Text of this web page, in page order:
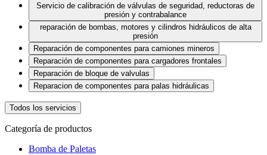
Servicio de calibración de válvulas de seguridad, reductoras de
presión y contrabalance
reparación de bombas, motores y cilindros hidráulicos de alta
presión
Reparación de componentes para camiones mineros
Reparación de componentes para cargadores frontales
Reparación de bloque de valvulas
Reparacion de componentes para palas hidráulicas
Todos los servicios
Categoría de productos
Bomba de Paletas